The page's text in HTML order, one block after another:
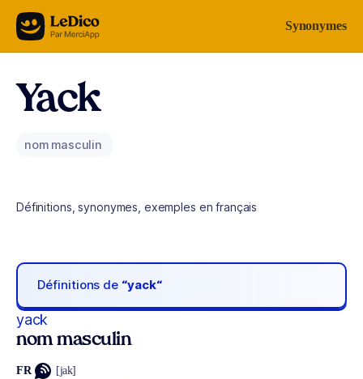
Aller au contenu Synonymes
Yack
nom masculin
Définitions, synonymes, exemples en français
Définitions de “yack“
yack
nom masculin
FR [jak]